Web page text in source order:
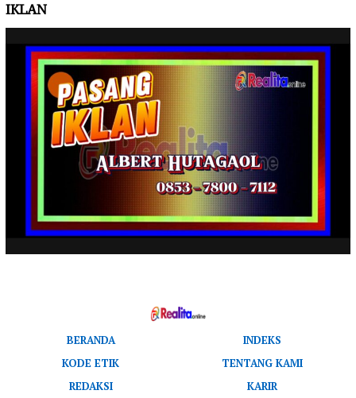
IKLAN
BERANDA
INDEKS
KODE ETIK
TENTANG KAMI
REDAKSI
KARIR